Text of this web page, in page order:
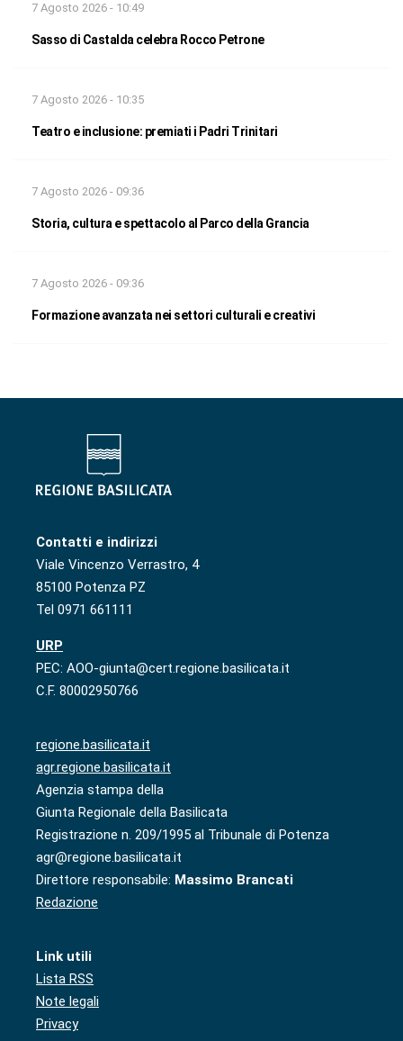
7 Agosto 2026 - 10:49
Sasso di Castalda celebra Rocco Petrone
7 Agosto 2026 - 10:35
Teatro e inclusione: premiati i Padri Trinitari
7 Agosto 2026 - 09:36
Storia, cultura e spettacolo al Parco della Grancia
7 Agosto 2026 - 09:36
Formazione avanzata nei settori culturali e creativi
Contatti e indirizzi
Viale Vincenzo Verrastro, 4
85100 Potenza PZ
Tel 0971 661111
URP
PEC: AOO-giunta@cert.regione.basilicata.it
C.F. 80002950766
regione.basilicata.it
agr.regione.basilicata.it
Agenzia stampa della
Giunta Regionale della Basilicata
Registrazione n. 209/1995 al Tribunale di Potenza
agr@regione.basilicata.it
Direttore responsabile: Massimo Brancati
Redazione
Link utili
Lista RSS
Note legali
Privacy